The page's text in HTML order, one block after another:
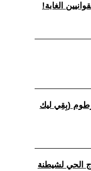
(بِقِي ليك
الحي لشيطنة